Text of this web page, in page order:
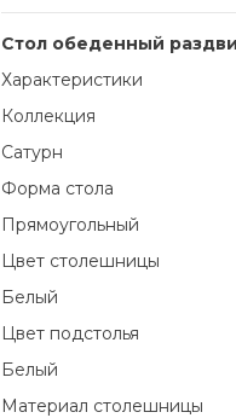
Стол обеденный
Характеристики
Коллекция
Сатурн
Форма стола
Прямоугольный
Цвет столешницы
Белый
Цвет подстолья
Белый
Материал столешницы